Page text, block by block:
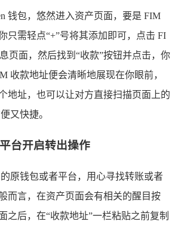
钱包，悠然进入资产页面，要是 FIM
只需轻点“+”号将其添加即可，点击 FI
页面，然后找到“收款”按钮并点击，你
收款地址便会清晰地展现在你眼前，
地址，也可以让对方直接扫描页面上的
又快捷。
台开启转出操作
原钱包或者平台，用心寻找转账或者
而言，在资产页面会有相关的醒目按
之后，在“收款地址”一栏粘贴之前复制